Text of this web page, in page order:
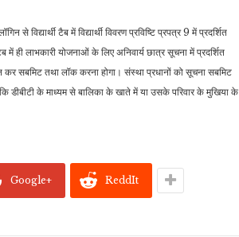
से विद्यार्थी टैब में विद्यार्थी विवरण प्रविष्टि प्रपत्र 9 में प्रदर्शित
ही लाभकारी योजनाओं के लिए अनिवार्य छात्र सूचना में प्रदर्शित
सबमिट तथा लॉक करना होगा। संस्था प्रधानों को सूचना सबमिट
डीबीटी के माध्यम से बालिका के खाते में या उसके परिवार के मुखिया के
Google+ ReddIt